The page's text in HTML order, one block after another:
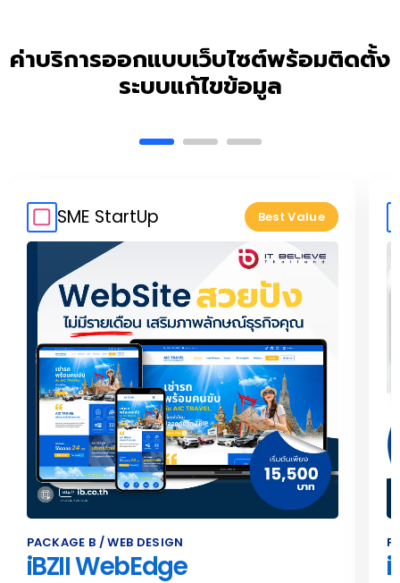
ค่าบริการออกแบบเว็บไซต์พร้อมติดตั้ง
ระบบแก้ไขข้อมูล
SME StartUp Best Value
PACKAGE B / WEB DESIGN
iBZII WebEdge